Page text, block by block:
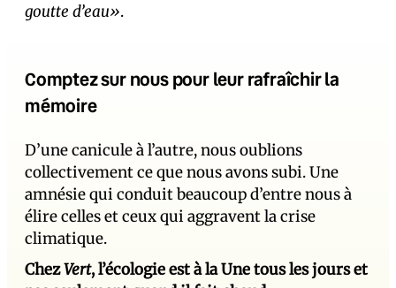
goutte d’eau».
Comptez sur nous pour leur rafraîchir la
mémoire
D’une canicule à l’autre, nous oublions
collectivement ce que nous avons subi. Une
amnésie qui conduit beaucoup d’entre nous à
élire celles et ceux qui aggravent la crise
climatique.
ChezVert, l’écologie est à la Une tous les jours et